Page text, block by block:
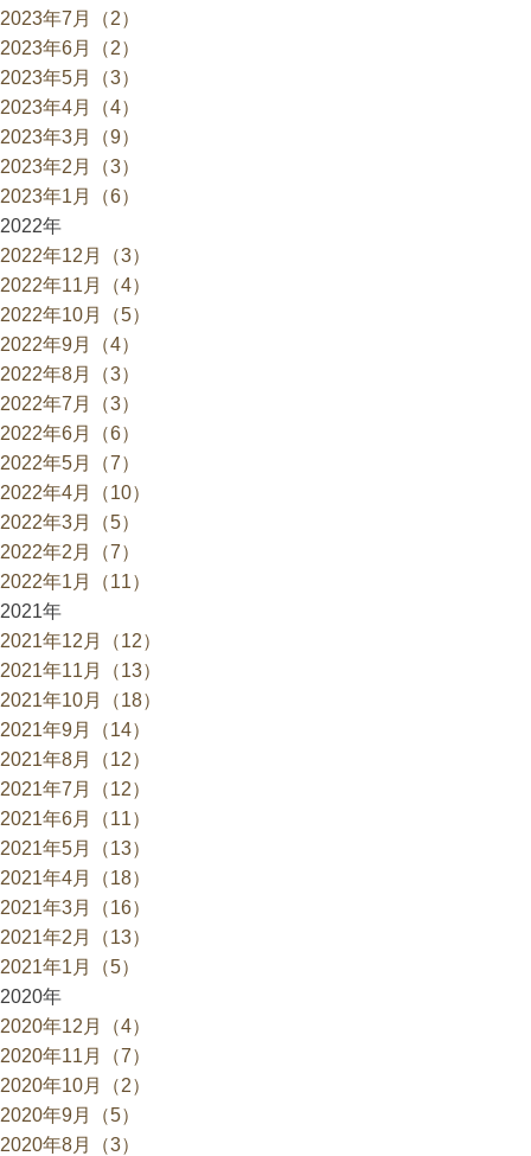
2023年7月（2）
2023年6月（2）
2023年5月（3）
2023年4月（4）
2023年3月（9）
2023年2月（3）
2023年1月（6）
2022年
2022年12月（3）
2022年11月（4）
2022年10月（5）
2022年9月（4）
2022年8月（3）
2022年7月（3）
2022年6月（6）
2022年5月（7）
2022年4月（10）
2022年3月（5）
2022年2月（7）
2022年1月（11）
2021年
2021年12月（12）
2021年11月（13）
2021年10月（18）
2021年9月（14）
2021年8月（12）
2021年7月（12）
2021年6月（11）
2021年5月（13）
2021年4月（18）
2021年3月（16）
2021年2月（13）
2021年1月（5）
2020年
2020年12月（4）
2020年11月（7）
2020年10月（2）
2020年9月（5）
2020年8月（3）